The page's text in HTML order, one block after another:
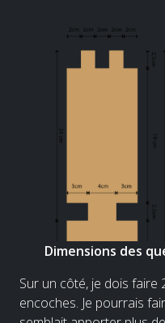
Dimensions des
Sur un côté, je dois faire
encoches. Je pourrais